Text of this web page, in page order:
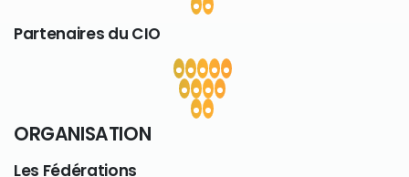
Partenaires du CIO
ORGANISATION
Les Fédérations